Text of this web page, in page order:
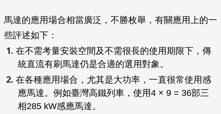
馬達的應用場合相當廣泛，不勝枚舉，有關應用上的一
些評述如下：
在不需考量安裝空間及不需很長的使用期限下，傳
統直流有刷馬達仍是合適的選用對象。
在各種應用場合，尤其是大功率，一直很常使用感
應馬達。例如臺灣高鐵列車，使用4 × 9 = 36部三
相285 kW感應馬達。